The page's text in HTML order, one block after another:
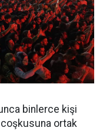
binlerce kişi
ortak